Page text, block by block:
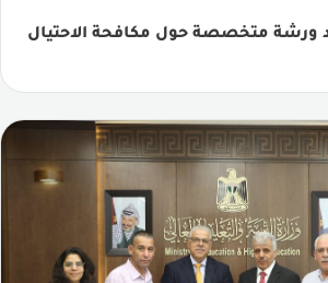
ورشة متخصصة حول مكافحة الاحتيال